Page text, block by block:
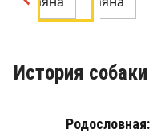
История собаки
Родословная: